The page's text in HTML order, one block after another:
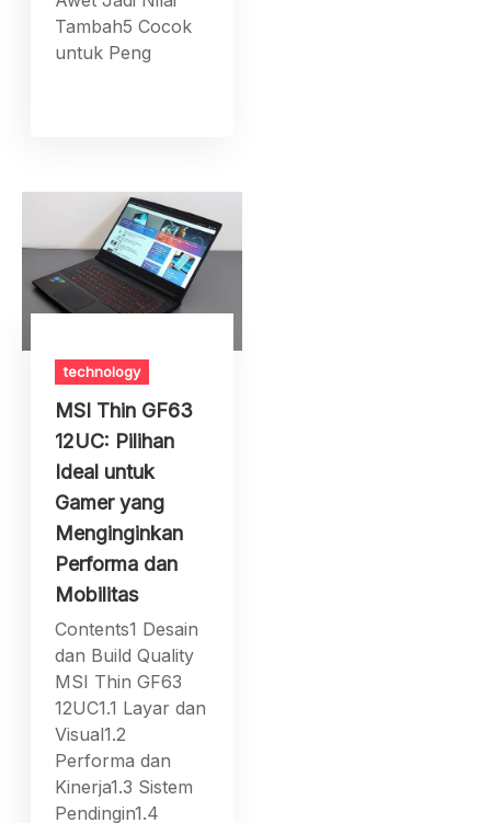
Tambah5 Cocok
untuk Peng
technology
MSI Thin GF63
12UC: Pilihan
Ideal untuk
Gamer yang
Menginginkan
Performa dan
Mobilitas
Contents1 Desain
dan Build Quality
MSI Thin GF63
12UC1.1 Layar dan
Visual1.2
Performa dan
Kinerja1.3 Sistem
Pendingin1.4